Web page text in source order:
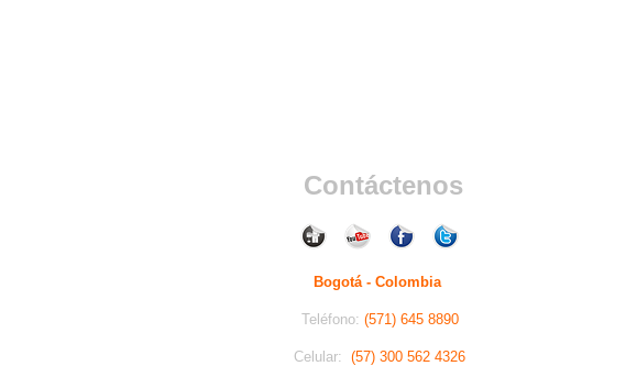
Contáctenos
Bogotá - Colombia
Teléfono: (571) 645 8890
Celular: (57) 300 562 4326